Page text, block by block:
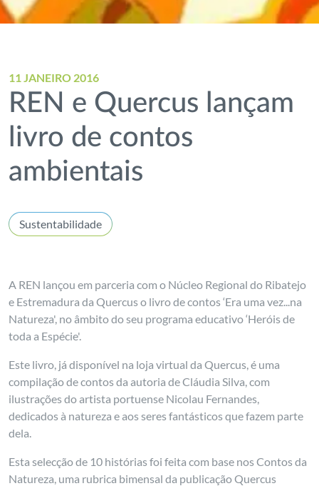
11 JANEIRO 2016
REN e Quercus lançam
livro de contos
ambientais
Sustentabilidade
A REN lançou em parceria com o Núcleo Regional do Ribatejo
e Estremadura da Quercus o livro de contos ‘Era uma vez...na
Natureza', no âmbito do seu programa educativo ‘Heróis de
toda a Espécie'.
Este livro, já disponível na loja virtual da Quercus, é uma
compilação de contos da autoria de Cláudia Silva, com
ilustrações do artista portuense Nicolau Fernandes,
dedicados à natureza e aos seres fantásticos que fazem parte
dela.
Esta selecção de 10 histórias foi feita com base nos Contos da
Natureza, uma rubrica bimensal da publicação Quercus